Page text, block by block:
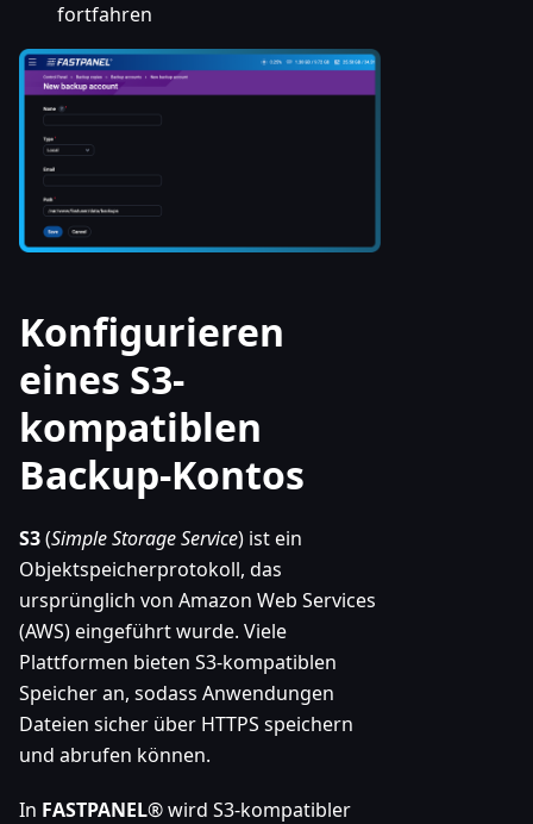
fortfahren
Konfigurieren
eines S3-
kompatiblen
Backup-Kontos
S3(Simple Storage Service) ist ein
Objektspeicherprotokoll, das
ursprünglich von Amazon Web Services
(AWS) eingeführt wurde. Viele
Plattformen bieten S3-kompatiblen
Speicher an, sodass Anwendungen
Dateien sicher über HTTPS speichern
und abrufen können.
In FASTPANEL® wird S3-kompatibler